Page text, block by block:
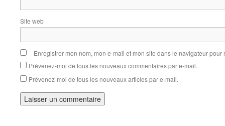
Site web
Enregistrer mon nom, mon e-mail et mon site dans le navigateur
Prévenez-moi de tous les nouveaux commentaires par e-mail.
Prévenez-moi de tous les nouveaux articles par e-mail.